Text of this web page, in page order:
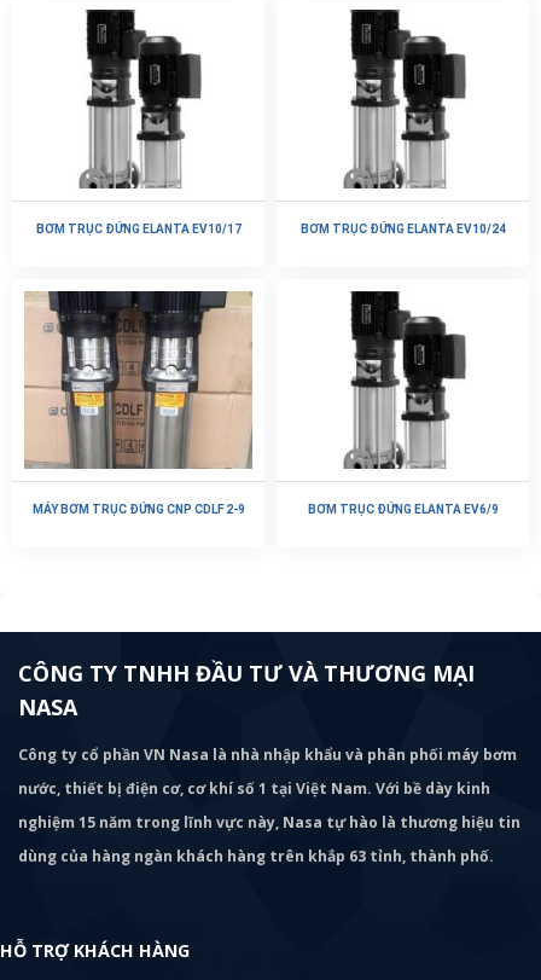
BƠM TRỤC ĐỨNG ELANTA EV10/17 BƠM TRỤC ĐỨNG ELANTA EV10/24
MÁY BƠM TRỤC ĐỨNG CNP CDLF 2-9 BƠM TRỤC ĐỨNG ELANTA EV6/9
CÔNG TY TNHH ĐẦU TƯ VÀ THƯƠNG MẠI
NASA
Công ty cổ phần VN Nasa là nhà nhập khẩu và phân phối máy bơm
nước, thiết bị điện cơ, cơ khí số 1 tại Việt Nam. Với bề dày kinh
nghiệm 15 năm trong lĩnh vực này, Nasa tự hào là thương hiệu tin
dùng của hàng ngàn khách hàng trên khắp 63 tỉnh, thành phố.
HỖ TRỢ KHÁCH HÀNG